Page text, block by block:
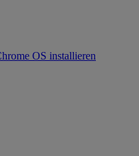
OS installieren